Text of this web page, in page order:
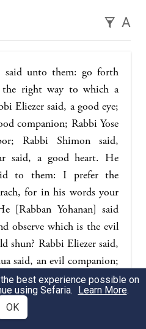
A
said unto them: go forth
the right way to which a
Eliezer said, a good eye;
companion; Rabbi Yose
Rabbi Shimon said,
said, a good heart. He
to them: I prefer the
for in his words your
[Rabban Yohanan] said
observe which is the evil
shun? Rabbi Eliezer said,
said, an evil companion;
neighbor…
best experience possible on
using Sefaria. Learn More.
OK